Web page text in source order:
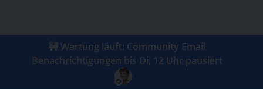
🚧 Wartung läuft: Community Email
Benachrichtigungen bis Di, 12 Uhr pausiert